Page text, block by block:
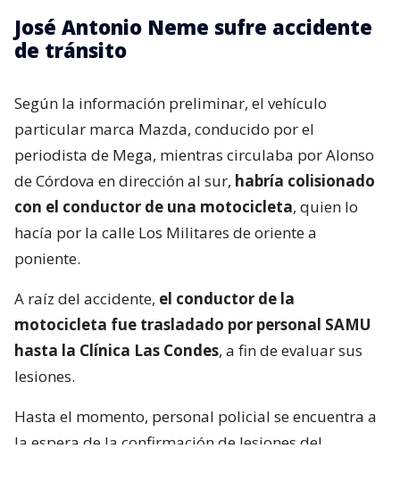
José Antonio Neme sufre accidente
de tránsito
Según la información preliminar, el vehículo
particular marca Mazda, conducido por el
periodista de Mega, mientras circulaba por Alonso
de Córdova en dirección al sur, habría colisionado
con el conductor de una motocicleta, quien lo
hacía por la calle Los Militares de oriente a
poniente.
A raíz del accidente, el conductor de la
motocicleta fue trasladado por personal SAMU
hasta la Clínica Las Condes, a fin de evaluar sus
lesiones.
Hasta el momento, personal policial se encuentra a
la espera de la confirmación de lesiones del